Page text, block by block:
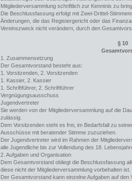
Mitgliederversammlung schriftlich zur Kenntnis zu
Die Beschlussfassung erfolgt mit Zwei-Drittel-
Änderungen, die das Registergericht oder das
Vereinszweck nicht verändern, durch den
§ 10
1. Zusammensetzung
Der Gesamtvorstand besteht aus:
1. Vorsitzenden, 2. Vorsitzenden
1. Kassier, 2. Kassier
1. Schriftführer, 2. Schriftführer
Vergnügungsausschuss
Jugendvertreter
Sie werden von der Mitgliederversammlung auf die
zulässig.
Dem Vorsitzenden steht es frei, im Bedarfsfall zu
Ausschüsse mit beratender Stimme zuzuziehen.
Der Jugendvertreter wird im Rahmen der
alle Jugendliche bis zur Vollendung des 18.
2. Aufgaben und Organisation
Dem Gesamtvorstand obliegt die Beschlussfassung
diese nicht der Mitgliederversammlung vorbehalten ist.
Der Gesamtvorstand kann einzelne Aufgaben auf